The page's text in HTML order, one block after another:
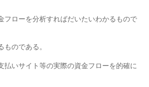
フローを分析すればだいたいわかるもので
ものである。
払いサイト等の実際の資金フローを的確に